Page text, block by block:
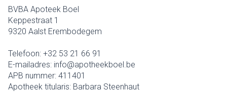
BVBA Apoteek Boel
Keppestraat 1
9320 Aalst Erembodegem
Telefoon: +32 53 21 66 91
E-mailadres: info@apotheekboel.be
APB nummer: 411401
Apotheek titularis: Barbara Steenhaut